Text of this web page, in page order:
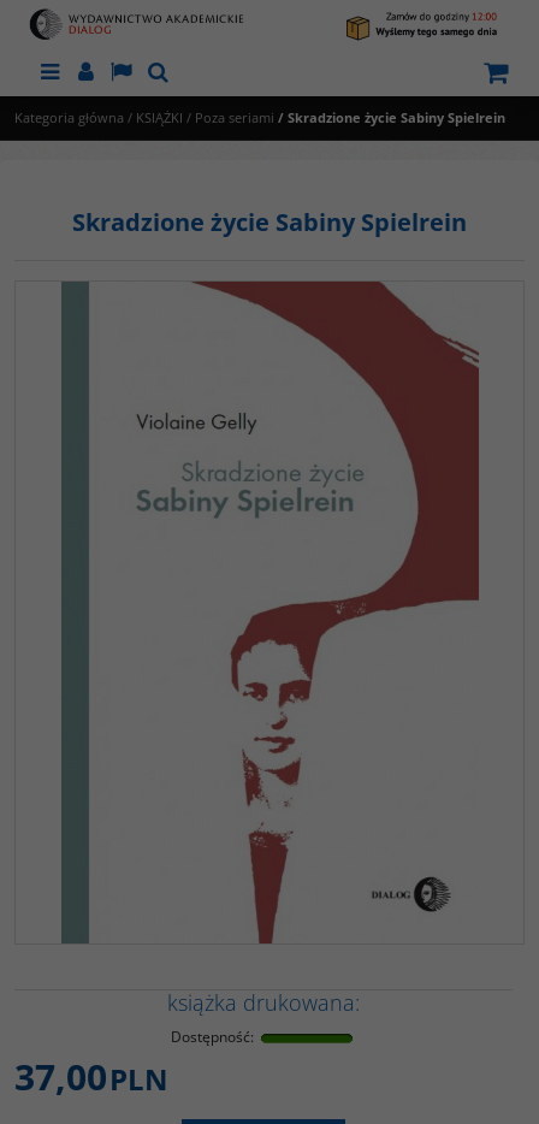
MenuPanelLangSzukaj
Kategoria główna / KSIĄŻKI / Poza seriami / Skradzione życie Sabiny Spielrein
Skradzione życie Sabiny Spielrein
książka drukowana:
Dostępność:
37,00PLN